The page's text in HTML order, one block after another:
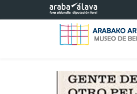
Eduki nagusira joan